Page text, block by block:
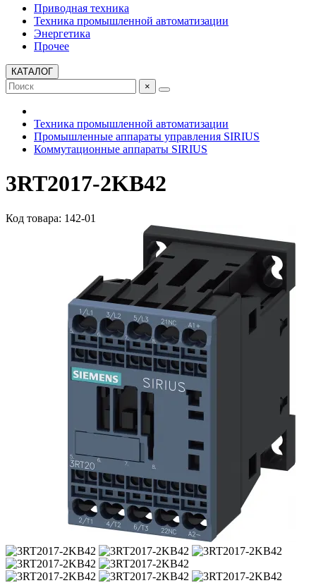
Приводная техника
Техника промышленной автоматизации
Энергетика
Прочее
КАТАЛОГ
×
Техника промышленной автоматизации
Промышленные аппараты управления SIRIUS
Коммутационные аппараты SIRIUS
3RT2017-2KB42
Код товара: 142-01